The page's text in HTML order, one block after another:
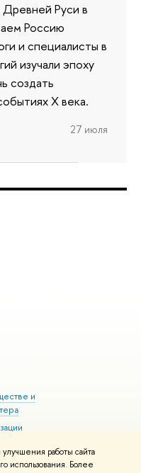
работы сайта
использования. Более
Руси в
Россию
и специалисты в
изучали эпоху
создать
X века.
27 июля
и
здоровья